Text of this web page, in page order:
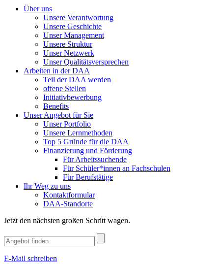
Über uns
Unsere Verantwortung
Unsere Geschichte
Unser Management
Unsere Struktur
Unser Netzwerk
Unser Qualitätsversprechen
Arbeiten in der DAA
Teil der DAA werden
offene Stellen
Initiativbewerbung
Benefits
Unser Angebot für Sie
Unser Portfolio
Unsere Lernmethoden
Top 5 Gründe für die DAA
Finanzierung und Förderung
Für Arbeitssuchende
Für Schüler*innen an Fachschulen
Für Berufstätige
Ihr Weg zu uns
Kontaktformular
DAA-Standorte
Jetzt den nächsten großen Schritt wagen.
E-Mail schreiben